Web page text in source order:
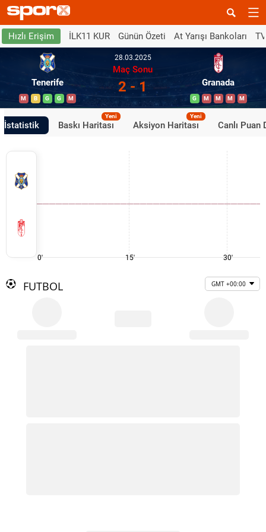
Hızlı Erişim İLK11 KUR Günün Özeti At Yarışı Bankoları
Tenerife
M B G G M
28.03.2025
Maç Sonu
2 - 1 Granada
G M M M M
İstatistik Baskı Haritası
Yeni
Aksiyon Haritası
Yeni
Canlı Puan
0' 15' 30'
FUTBOL GMT +00:00